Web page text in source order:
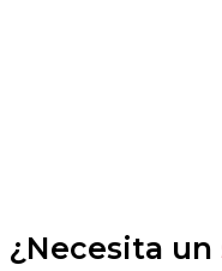
¿Necesita un